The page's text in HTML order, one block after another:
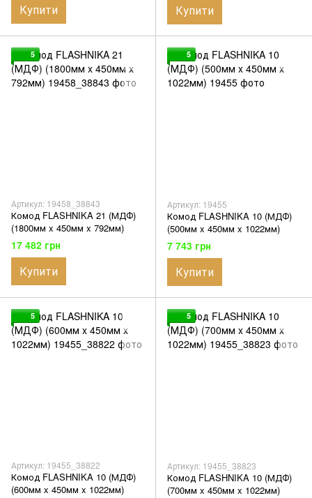
Купити Купити
5
Артикул: 19458_38843
Комод FLASHNIKA 21 (МДФ)
(1800мм x 450мм x 792мм)
17 482 грн
Купити
5
Артикул: 19455
Комод FLASHNIKA 10 (МДФ)
(500мм x 450мм x 1022мм)
7 743 грн
Купити
5
Артикул: 19455_38822
Комод FLASHNIKA 10 (МДФ)
(600мм x 450мм x 1022мм)
5
Артикул: 19455_38823
Комод FLASHNIKA 10 (МДФ)
(700мм x 450мм x 1022мм)